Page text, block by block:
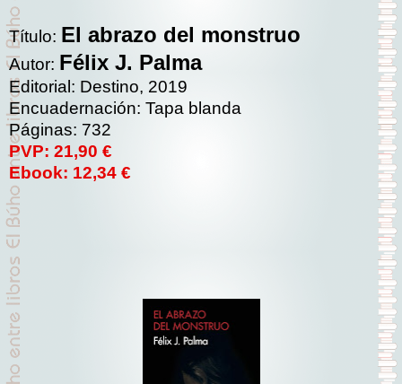
Título: El abrazo del monstruo
Autor: Félix J. Palma
Editorial: Destino, 2019
Encuadernación: Tapa blanda
Páginas: 732
PVP: 21,90 €
Ebook: 12,34 €